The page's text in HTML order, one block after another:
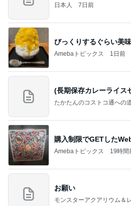
日本人 7日前
びっくりするぐらい美
Amebaトピックス 1日前
(長期保存カレーライス
たかたんのコストコ通への
購入制限でGETした
Amebaトピックス 19時間
お願い
モンスターアクアリウム＆